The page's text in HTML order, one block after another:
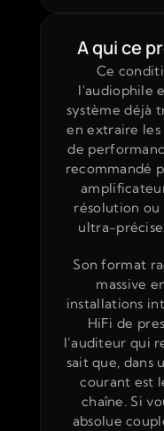
Ce
l'audiophile
système déjà
en extraire
de
recommandé
résolution ou
ultra-
Son format
massive
installations
HiFi de
l’auditeur qui
sait que, dans
courant est
chaîne. Si
absolue
A qui ce